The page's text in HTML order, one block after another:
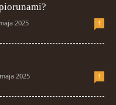
2025 1
2025 1